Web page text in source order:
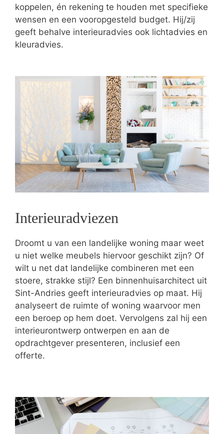
koppelen, én rekening te houden met specifieke
wensen en een vooropgesteld budget. Hij/zij
geeft behalve interieuradvies ook lichtadvies en
kleuradvies.
Interieuradviezen
Droomt u van een landelijke woning maar weet
u niet welke meubels hiervoor geschikt zijn? Of
wilt u net dat landelijke combineren met een
stoere, strakke stijl? Een binnenhuisarchitect uit
Sint-Andries geeft interieuradvies op maat. Hij
analyseert de ruimte of woning waarvoor men
een beroep op hem doet. Vervolgens zal hij een
interieurontwerp ontwerpen en aan de
opdrachtgever presenteren, inclusief een
offerte.